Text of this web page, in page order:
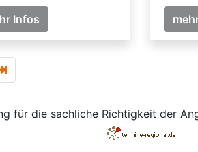
Infos
für die sachliche Richtigkeit der